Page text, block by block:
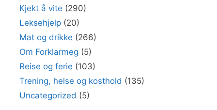
Kjekt å vite (290)
Leksehjelp (20)
Mat og drikke (266)
Om Forklarmeg (5)
Reise og ferie (103)
Trening, helse og kosthold (135)
Uncategorized (5)